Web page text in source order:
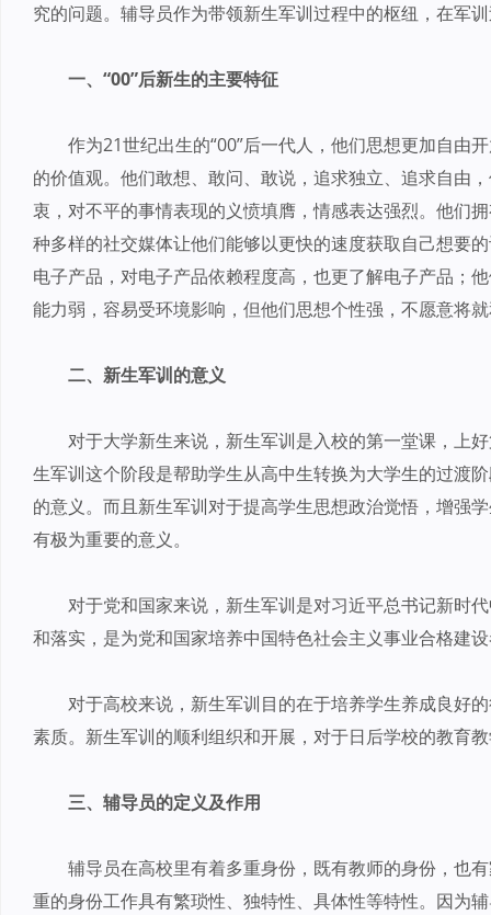
究的问题。辅导员作为带领新生军训过程中的枢纽，在军
一、“00”后新生的主要特征
作为21世纪出生的“00”后一代人，他们思想更加自由
的价值观。他们敢想、敢问、敢说，追求独立、追求自由
衷，对不平的事情表现的义愤填膺，情感表达强烈。他们
种多样的社交媒体让他们能够以更快的速度获取自己想要
电子产品，对电子产品依赖程度高，也更了解电子产品；
能力弱，容易受环境影响，但他们思想个性强，不愿意将
二、新生军训的意义
对于大学新生来说，新生军训是入校的第一堂课，上
生军训这个阶段是帮助学生从高中生转换为大学生的过渡
的意义。而且新生军训对于提高学生思想政治觉悟，增强
有极为重要的意义。
对于党和国家来说，新生军训是对习近平总书记新时
和落实，是为党和国家培养中国特色社会主义事业合格建
对于高校来说，新生军训目的在于培养学生养成良好
素质。新生军训的顺利组织和开展，对于日后学校的教育
三、辅导员的定义及作用
辅导员在高校里有着多重身份，既有教师的身份，也
重的身份工作具有繁琐性、独特性、具体性等特性。因为